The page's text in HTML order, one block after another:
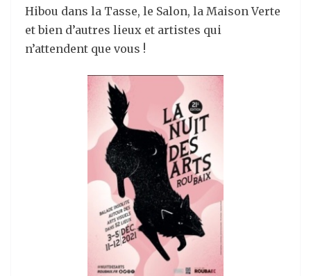
Hibou dans la Tasse, le Salon, la Maison Verte
et bien d’autres lieux et artistes qui
n’attendent que vous !